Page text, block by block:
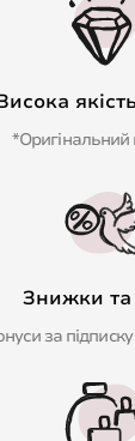
*Оригінальний
Знижки та
за